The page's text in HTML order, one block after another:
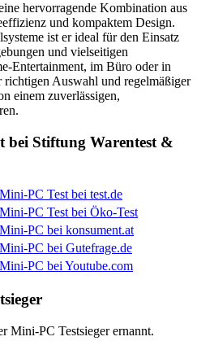
hervorragende Kombination aus
und kompaktem Design.
ist er ideal für den Einsatz
und vielseitigen
Entertainment, im Büro oder in
Auswahl und regelmäßiger
einem zuverlässigen,
bei Stiftung Warentest &
PC Test bei test.de
PC Test bei Öko-Test
PC bei konsument.at
PC bei Gutefrage.de
PC bei Youtube.com
Mini-PC Testsieger ernannt.